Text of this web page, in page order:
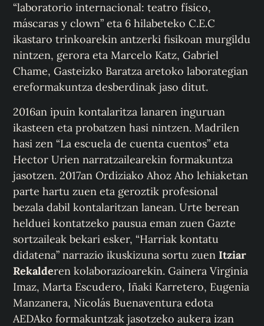
“laboratorio internacional: teatro físico,
máscaras y clown” eta 6 hilabeteko C.E.C
ikastaro trinkoarekin antzerki fisikoan murgildu
nintzen, gerora eta Marcelo Katz, Gabriel
Chame, Gasteizko Baratza aretoko laborategian
ereformakuntza desberdinak jaso ditut.
2016an ipuin kontalaritza lanaren inguruan
ikasteen eta probatzen hasi nintzen. Madrilen
hasi zen “La escuela de cuenta cuentos” eta
Hector Urien narratzailearekin formakuntza
jasotzen. 2017an Ordiziako Ahoz Aho lehiaketan
parte hartu zuen eta geroztik profesional
bezala dabil kontalaritzan lanean. Urte berean
helduei kontatzeko pausua eman zuen Gazte
sortzaileak bekari esker, “Harriak kontatu
didatena” narrazio ikuskizuna sortu zuen Itziar
Rekalderen kolaborazioarekin. Gainera Virginia
Imaz, Marta Escudero, Iñaki Karretero, Eugenia
Manzanera, Nicolás Buenaventura edota
AEDAko formakuntzak jasotzeko aukera izan